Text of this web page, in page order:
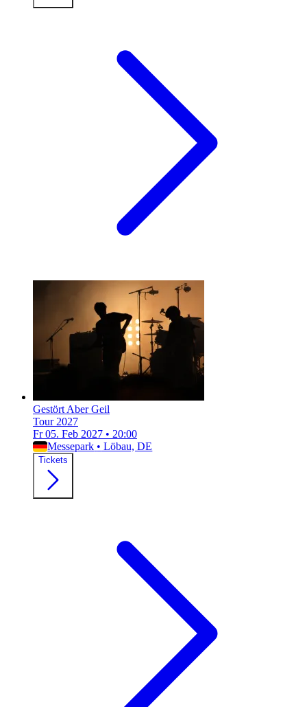
Gestört Aber Geil
Tour 2027
Fr 05. Feb 2027 • 20:00
Messepark • Löbau, DE
Tickets